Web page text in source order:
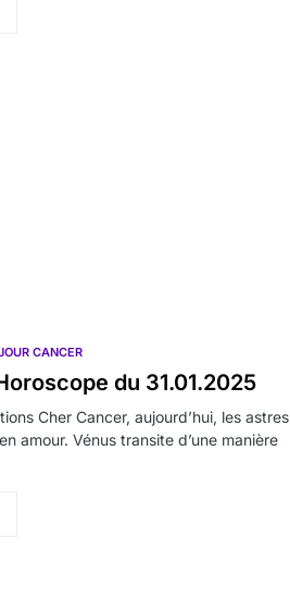
CANCER
du 31.01.2025
Cher Cancer, aujourd’hui, les astres
amour. Vénus transite d’une manière